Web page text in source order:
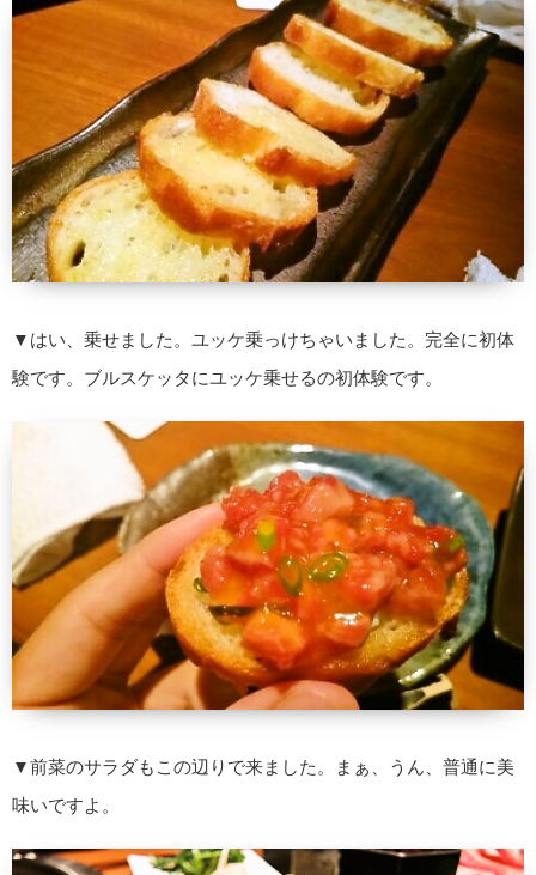
▼はい、乗せました。ユッケ乗っけちゃいました。完全に初体
験です。ブルスケッタにユッケ乗せるの初体験です。
▼前菜のサラダもこの辺りで来ました。まぁ、うん、普通に美
味いですよ。